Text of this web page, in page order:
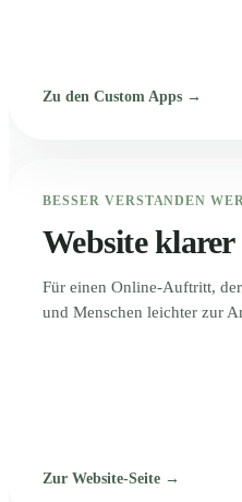
Zu den Custom Apps →
BESSER VERSTANDEN
Website klarer
Für einen Online-Auftritt,
und Menschen leichter zur
Zur Website-Seite →